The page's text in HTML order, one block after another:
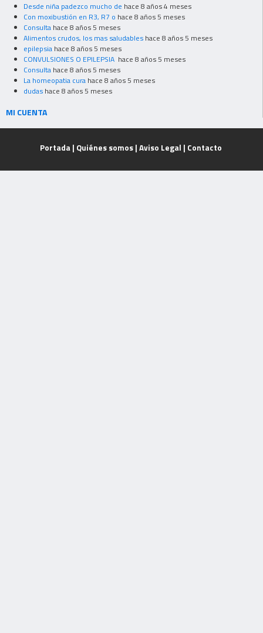
Desde niña padezco mucho de hace 8 años 4 meses
Con moxibustión en R3, R7 o hace 8 años 5 meses
Consulta hace 8 años 5 meses
Alimentos crudos, los mas saludables hace 8 años 5 meses
epilepsia hace 8 años 5 meses
CONVULSIONES O EPILEPSIA hace 8 años 5 meses
Consulta hace 8 años 5 meses
La homeopatia cura hace 8 años 5 meses
dudas hace 8 años 5 meses
MI CUENTA
Portada | Quiénes somos| Aviso Legal | Contacto